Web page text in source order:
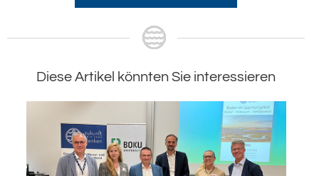
Diese Artikel könnten Sie interessieren